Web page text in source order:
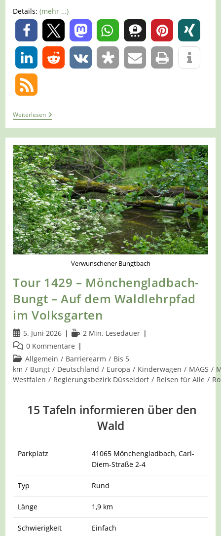
Details:(mehr …)
0
0
WeiterlesenTour
1436
–
Olsberg
/
Brilon-
Altenbüren
–
Große
Freiheit
Siebenstern
Verwunschener Bungtbach
Tour 1429 – Mönchengladbach-
Bungt – Auf dem Waldlehrpfad
im Volksgarten
Beitrag
veröffentlicht:
5. Juni 2026 Lesedauer:
2 Min. Lesedauer
Beitrags-
Kommentare:
0 Kommentare
Beitrags-
Kategorie:
Allgemein / Barrierearm / Bis 5
km / Bungt / Deutschland / Europa / Kinderwagen / MAGS /
Westfalen / Regierungsbezirk Düsseldorf / Reisen für Alle /
15 Tafeln informieren über den
Wald
Parkplatz
41065 Mönchengladbach, Carl-
Diem-Straße 2-4
Typ Rund
Länge 1,9 km
Schwierigkeit Einfach